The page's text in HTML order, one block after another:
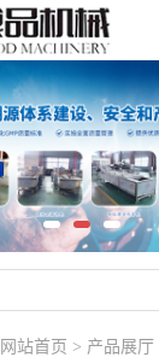
网站首页 > 产品展厅